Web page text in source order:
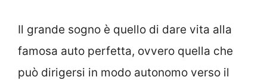
Il grande sogno è quello di dare vita alla
famosa auto perfetta, ovvero quella che
può dirigersi in modo autonomo verso il